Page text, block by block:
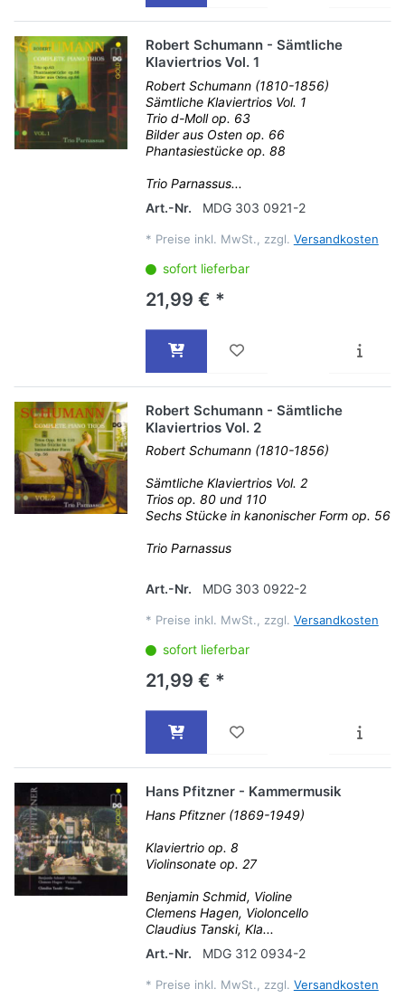
Robert Schumann - Sämtliche
Klaviertrios Vol. 1
Robert Schumann (1810-1856)
Sämtliche Klaviertrios Vol. 1
Trio d-Moll op. 63
Bilder aus Osten op. 66
Phantasiestücke op. 88
Trio Parnassus...
Art.-Nr.
MDG 303 0921-2
* Preise inkl. MwSt., zzgl. Versandkosten
sofort lieferbar
21,99 € *
Robert Schumann - Sämtliche
Klaviertrios Vol. 2
Robert Schumann (1810-1856)
Sämtliche Klaviertrios Vol. 2
Trios op. 80 und 110
Sechs Stücke in kanonischer Form op. 56
Trio Parnassus
Art.-Nr. MDG 303 0922-2
* Preise inkl. MwSt., zzgl. Versandkosten
sofort lieferbar
21,99 € *
Hans Pfitzner - Kammermusik
Hans Pfitzner (1869-1949)
Klaviertrio op. 8
Violinsonate op. 27
Benjamin Schmid, Violine
Clemens Hagen, Violoncello
Claudius Tanski, Kla...
Art.-Nr.
MDG 312 0934-2
* Preise inkl. MwSt., zzgl. Versandkosten